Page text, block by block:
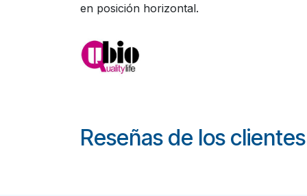
en posición horizontal.
Reseñas de los clientes